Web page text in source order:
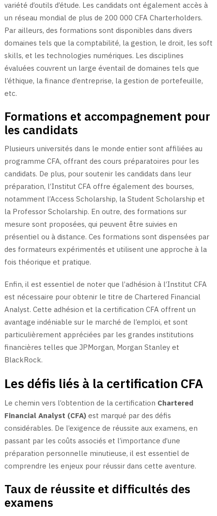
variété d’outils d’étude. Les candidats ont également accès à
un réseau mondial de plus de 200 000 CFA Charterholders.
Par ailleurs, des formations sont disponibles dans divers
domaines tels que la comptabilité, la gestion, le droit, les soft
skills, et les technologies numériques. Les disciplines
évaluées couvrent un large éventail de domaines tels que
l’éthique, la finance d’entreprise, la gestion de portefeuille,
etc.
Formations et accompagnement pour
les candidats
Plusieurs universités dans le monde entier sont affiliées au
programme CFA, offrant des cours préparatoires pour les
candidats. De plus, pour soutenir les candidats dans leur
préparation, l’Institut CFA offre également des bourses,
notamment l’Access Scholarship, la Student Scholarship et
la Professor Scholarship. En outre, des formations sur
mesure sont proposées, qui peuvent être suivies en
présentiel ou à distance. Ces formations sont dispensées par
des formateurs expérimentés et utilisent une approche à la
fois théorique et pratique.
Enfin, il est essentiel de noter que l’adhésion à l’Institut CFA
est nécessaire pour obtenir le titre de Chartered Financial
Analyst. Cette adhésion et la certification CFA offrent un
avantage indéniable sur le marché de l’emploi, et sont
particulièrement appréciées par les grandes institutions
financières telles que JPMorgan, Morgan Stanley et
BlackRock.
Les défis liés à la certification CFA
Le chemin vers l’obtention de la certification Chartered
Financial Analyst (CFA)est marqué par des défis
considérables. De l’exigence de réussite aux examens, en
passant par les coûts associés et l’importance d’une
préparation personnelle minutieuse, il est essentiel de
comprendre les enjeux pour réussir dans cette aventure.
Taux de réussite et difficultés des
examens